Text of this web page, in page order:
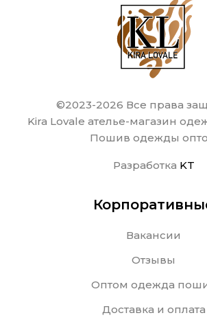
©2023-2026 Все права
Kira Lovale ателье-магазин
Пошив одежды
Разработка KT
Вакансии
Отзывы
Оптом одежда
Доставка и оплата